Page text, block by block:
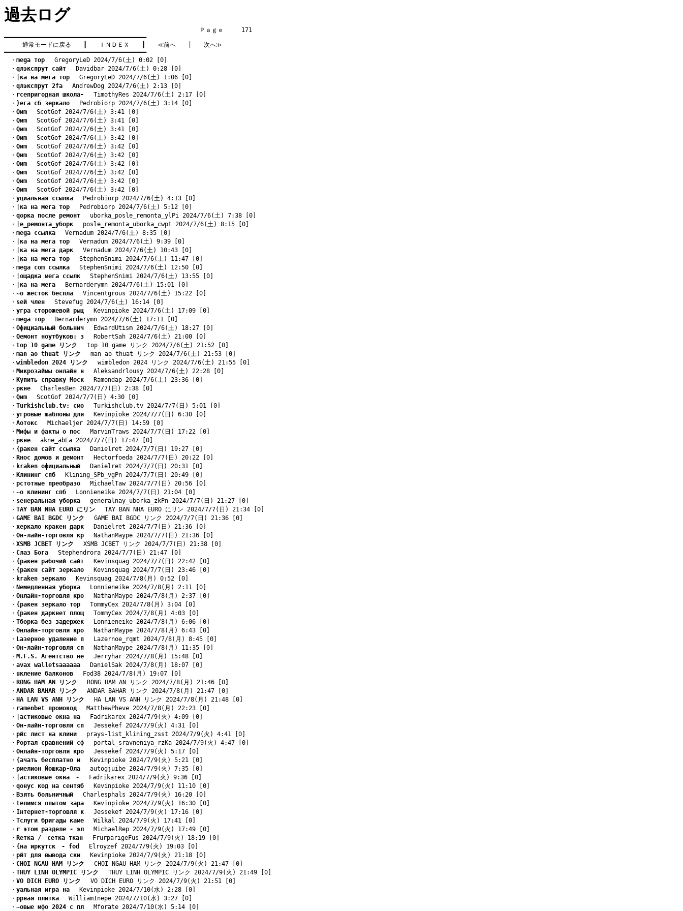
過去ログ
Ｐａｇｅ     171
━━━━━━━━━━━━━━━━━━━━━━━━━━━━━━━━━━━━━━━━
通常モードに戻る
ＩＮＤＥＸ ≪前へ
次へ≫
━━━━━━━━━━━━━━━━━━━━━━━━━━━━━━━━━━━━━━━━
・ mega тор GregoryLeD 2024/7/6(土) 0:02 [0]
・ qлэкспрут сайт Davidbar 2024/7/6(土) 0:28 [0]
・
|ка на мега тор GregoryLeD 2024/7/6(土) 1:06 [0]
・ qлэкспрут 2fa AndrewDog 2024/7/6(土) 2:13 [0]
・ rсепригодная школа- TimothyRes 2024/7/6(土) 2:17 [0]
・ }ега сб зеркало Pedrobiorp 2024/7/6(土) 3:14 [0]
・ Qиm ScotGof 2024/7/6(土) 3:41 [0]
・ Qиm ScotGof 2024/7/6(土) 3:41 [0]
・ Qиm ScotGof 2024/7/6(土) 3:41 [0]
・ Qиm ScotGof 2024/7/6(土) 3:42 [0]
・ Qиm ScotGof 2024/7/6(土) 3:42 [0]
・ Qиm ScotGof 2024/7/6(土) 3:42 [0]
・ Qиm ScotGof 2024/7/6(土) 3:42 [0]
・ Qиm ScotGof 2024/7/6(土) 3:42 [0]
・ Qиm ScotGof 2024/7/6(土) 3:42 [0]
・ Qиm ScotGof 2024/7/6(土) 3:42 [0]
・ yциальная ссылка Pedrobiorp 2024/7/6(土) 4:13 [0]
・
|ка на мега тор Pedrobiorp 2024/7/6(土) 5:12 [0]
・ qорка после ремонт uborka_posle_remonta_ylPi 2024/7/6(土) 7:38 [0]
・
|е_ремонта_уборк posle_remonta_uborka_cwpt 2024/7/6(土) 8:15 [0]
・ mega ссылка Vernadum 2024/7/6(土) 8:35 [0]
・
|ка на мега тор Vernadum 2024/7/6(土) 9:39 [0]
・
|ка на мега дарк Vernadum 2024/7/6(土) 10:43 [0]
・
|ка на мега тор StephenSnimi 2024/7/6(土) 11:47 [0]
・ mega com ссылка StephenSnimi 2024/7/6(土) 12:50 [0]
・
|ощадка мега ссылк StephenSnimi 2024/7/6(土) 13:55 [0]
・
|ка на мега Bernarderymn 2024/7/6(土) 15:01 [0]
・ ~о жесток беспла Vincentgrous 2024/7/6(土) 15:22 [0]
・ sей член Stevefug 2024/7/6(土) 16:14 [0]
・ yгра сторожевой рыц Kevinpioke 2024/7/6(土) 17:09 [0]
・ mega тор Bernarderymn 2024/7/6(土) 17:11 [0]
・ Oфициальный больнич EdwardUtism 2024/7/6(土) 18:27 [0]
・ Qемонт ноутбуков: з RobertSah 2024/7/6(土) 21:00 [0]
・ top 10 game リンク top 10 game リンク 2024/7/6(土) 21:52 [0]
・ man ao thuat リンク man ao thuat リンク 2024/7/6(土) 21:53 [0]
・ wimbledon 2024 リンク wimbledon 2024 リンク 2024/7/6(土) 21:55 [0]
・ Mикрозаймы онлайн н Aleksandrlousy 2024/7/6(土) 22:28 [0]
・ Kупить справку Моск Ramondap 2024/7/6(土) 23:36 [0]
・ pкне CharlesBen 2024/7/7(日) 2:38 [0]
・ Qиm ScotGof 2024/7/7(日) 4:30 [0]
・ Turkishclub.tv: смо Turkishclub.tv 2024/7/7(日) 5:01 [0]
・ yгровые шаблоны для Kevinpioke 2024/7/7(日) 6:30 [0]
・ Aотокс Michaeljer 2024/7/7(日) 14:59 [0]
・ Мифы и факты о пос MarvinTraws 2024/7/7(日) 17:22 [0]
・ pкне akne_abEa 2024/7/7(日) 17:47 [0]
・ {ракен сайт ссылка Danielret 2024/7/7(日) 19:27 [0]
・ Rнос домов и демонт Hectorfoeda 2024/7/7(日) 20:22 [0]
・ kraken официальный Danielret 2024/7/7(日) 20:31 [0]
・ Kлининг спб Klining_SPb_vgPn 2024/7/7(日) 20:49 [0]
・ pстотные преобразо MichaelTaw 2024/7/7(日) 20:56 [0]
・ ~о клининг спб Lonnieneike 2024/7/7(日) 21:04 [0]
・ sенеральная уборка generalnay_uborka_zkPn 2024/7/7(日) 21:27 [0]
・ TAY BAN NHA EURO にリン TAY BAN NHA EURO にリン 2024/7/7(日) 21:34 [0]
・ GAME BAI BGDC リンク GAME BAI BGDC リンク 2024/7/7(日) 21:36 [0]
・ xеркало кракен дарк Danielret 2024/7/7(日) 21:36 [0]
・ Oн-лайн-торговля кр NathanMaype 2024/7/7(日) 21:36 [0]
・ XSMB JCBET リンク XSMB JCBET リンク 2024/7/7(日) 21:38 [0]
・ Cлаз Бога Stephendrora 2024/7/7(日) 21:47 [0]
・ {ракен рабочий сайт Kevinsquag 2024/7/7(日) 22:42 [0]
・ {ракен сайт зеркало Kevinsquag 2024/7/7(日) 23:46 [0]
・ kraken зеркало Kevinsquag 2024/7/8(月) 0:52 [0]
・ Nемедленная уборка Lonnieneike 2024/7/8(月) 2:11 [0]
・ Oнлайн-торговля кро NathanMaype 2024/7/8(月) 2:37 [0]
・ {ракен зеркало тор TommyCex 2024/7/8(月) 3:04 [0]
・ {ракен даркнет площ TommyCex 2024/7/8(月) 4:03 [0]
・ Tборка без задержек Lonnieneike 2024/7/8(月) 6:06 [0]
・ Oнлайн-торговля кро NathanMaype 2024/7/8(月) 6:43 [0]
・ Lазерное удаление п Lazernoe_rqmt 2024/7/8(月) 8:45 [0]
・ Oн-лайн-торговля сп NathanMaype 2024/7/8(月) 11:35 [0]
・ M.F.S. Агентство не Jerryhar 2024/7/8(月) 15:48 [0]
・ avax walletsаааааа DanielSak 2024/7/8(月) 18:07 [0]
・ uкление балконов Fod38 2024/7/8(月) 19:07 [0]
・ RONG HAM AN リンク RONG HAM AN リンク 2024/7/8(月) 21:46 [0]
・ ANDAR BAHAR リンク ANDAR BAHAR リンク 2024/7/8(月) 21:47 [0]
・ HA LAN VS ANH リンク HA LAN VS ANH リンク 2024/7/8(月) 21:48 [0]
・ ramenbet промокод MatthewPheve 2024/7/8(月) 22:23 [0]
・
|астиковые окна на Fadrikarex 2024/7/9(火) 4:09 [0]
・ Oн-лайн-торговля сп Jessekef 2024/7/9(火) 4:31 [0]
・ pйс лист на клини prays-list_klining_zsst 2024/7/9(火) 4:41 [0]
・ Pортал сравнений сф portal_sravneniya_rzKa 2024/7/9(火) 4:47 [0]
・ Oнлайн-торговля кро Jessekef 2024/7/9(火) 5:17 [0]
・ {ачать бесплатно и Kevinpioke 2024/7/9(火) 5:21 [0]
・ pмелион Йошкар-Ола autogjuibe 2024/7/9(火) 7:35 [0]
・
|астиковые окна　- Fadrikarex 2024/7/9(火) 9:36 [0]
・ qонус код на сентяб Kevinpioke 2024/7/9(火) 11:10 [0]
・ Bзять больничный Charlesphals 2024/7/9(火) 16:20 [0]
・ tелимся опытом зара Kevinpioke 2024/7/9(火) 16:30 [0]
・ Iнтернет-торговля к Jessekef 2024/7/9(火) 17:16 [0]
・ Tслуги бригады каме Wilkal 2024/7/9(火) 17:41 [0]
・ r этом разделе - эл MichaelRep 2024/7/9(火) 17:49 [0]
・ Rетка /　сетка ткан FrurparigeFus 2024/7/9(火) 18:19 [0]
・ {на иркутск　- fod
Elroyzef 2024/7/9(火) 19:03 [0]
・ pйт для вывода ски Kevinpioke 2024/7/9(火) 21:18 [0]
・ CHOI NGAU HAM リンク CHOI NGAU HAM リンク 2024/7/9(火) 21:47 [0]
・ THUY LINH OLYMPIC リンク THUY LINH OLYMPIC リンク 2024/7/9(火) 21:49 [0]
・ VO DICH EURO リンク VO DICH EURO リンク 2024/7/9(火) 21:51 [0]
・ yальная игра на Kevinpioke 2024/7/10(水) 2:28 [0]
・ pрная плитка WilliamInepe 2024/7/10(水) 3:27 [0]
・ ~овые мфо 2024 с пл Mforate 2024/7/10(水) 5:14 [0]